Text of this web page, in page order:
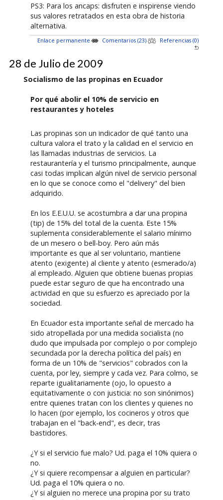
PS3: Para los ancaps: disfruten e inspirense viendo
sus valores retratados en esta obra de historia
alternativa.
Enlace permanente Comentarios (23) Referencias (0)
28 de Julio de 2009
Socialismo de las propinas en Ecuador
Por qué abolir el 10% de servicio en
restaurantes y hoteles
Las propinas son un indicador de qué tanto una
cultura valora el trato y la calidad en el servicio en
las llamadas industrias de servicios. La
restaurantería y el turismo principalmente, aunque
casi todas implican algún nivel de servicio personal
en lo que se conoce como el "delivery" del bien
adquirido.
En los E.E.U.U. se acostumbra a dar una propina
(tip) de 15% del total de la cuenta. Este 15%
suplementa considerablemente el salario mínimo
de un mesero o bell-boy. Pero aún más
importante es que al ser voluntario, mantiene
atento (exigente) al cliente y atento (esmerado/a)
al empleado. Alguien que obtiene buenas propias
puede estar seguro de que ha encontrado una
actividad en que su esfuerzo es apreciado por la
sociedad.
En Ecuador esta importante señal de mercado ha
sido atropellada por una medida socialista (no
dudo que impulsada por complejo o por complejo
secundada por la derecha política del país) en
forma de un 10% de "servicios" cobrados con la
cuenta, por ley, siempre y cada vez. Para colmo, se
reparte igualitariamente (ojo, lo opuesto a
equitativamente o con justicia: no son sinónimos)
entre quienes tratan con los clientes y quienes no
lo hacen (por ejemplo, los cocineros y otros que
trabajan en el "back-end", es decir, tras
bastidores.
¿Y si el servicio fue malo? Ud. paga el 10% quiera o
no.
¿Y si quiere recompensar a alguien en particular?
Ud. paga el 10% quiera o no.
¿Y si alguien no merece una propina por su trato